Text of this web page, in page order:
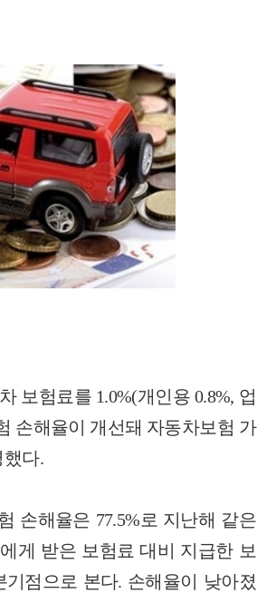
보험료를 1.0%(개인용 0.8%, 업
손해율이 개선돼 자동차보험 가
했다.
손해율은 77.5%로 지난해 같은
게 받은 보험료 대비 지급한 보
점으로 본다. 손해율이 낮아졌